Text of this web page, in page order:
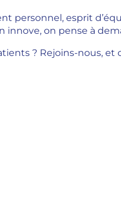
personnel, esprit
innove, on pense à
? Rejoins-nous, et